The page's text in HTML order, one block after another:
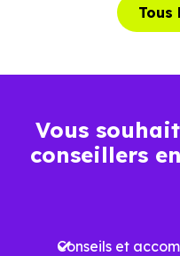
Tous
Vous
conseillers
Conseils et